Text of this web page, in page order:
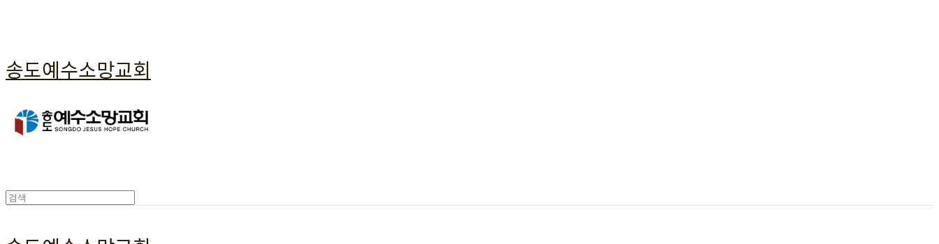
송도예수소망교회